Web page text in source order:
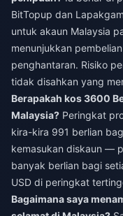
BitTopup dan
untuk akaun Malaysia
menunjukkan
penghantaran. Risiko
tidak disahkan yang
Berapakah kos 3600
Malaysia? Peringkat
kira-kira 991 berlian
kemasukan diskaun —
banyak berlian bagi
USD di peringkat
Bagaimana saya